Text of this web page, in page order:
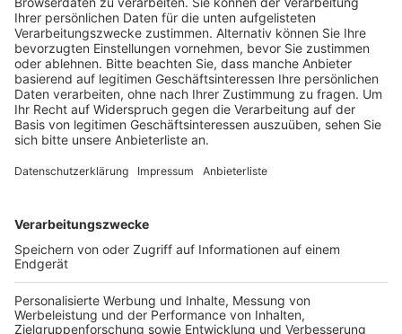
seiner Wohnung in einem Mehrfamilienhaus in Köln
eine Gasflasche aufgedreht haben und seiner
Lebensgefährten gedroht haben, sie und sich
selbst umzubringen.
Veröffentlicht:Mittwoch, 10.07.2024 19:08
Die Frau verließ daraufhin die Wohnung und rief die
Angeklagte die Gasflasche aufgedreht und das
auslaufende Gas angezündet haben. Dadurch soll eine
Couch in Flammen aufgegangen sein, zwei
Polizeibeamte mussten später noch ins Krankenhaus,